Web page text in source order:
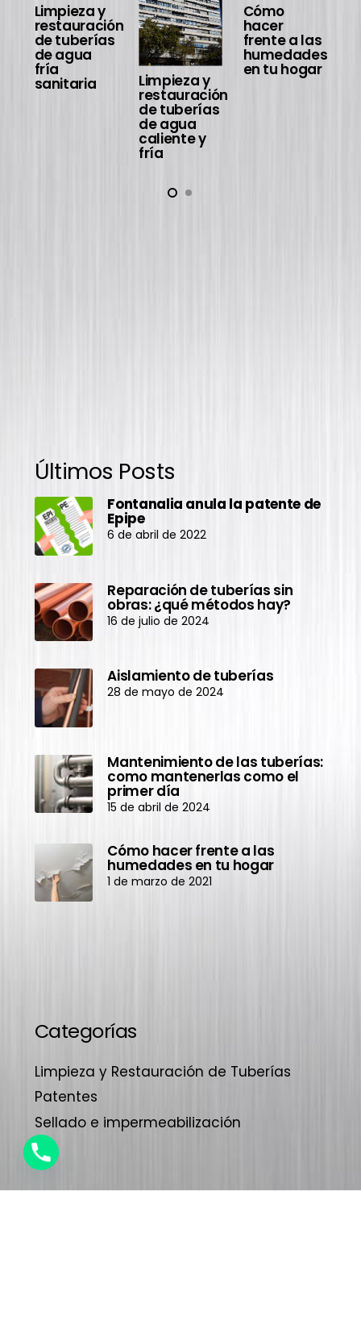
Limpieza y
restauración
de tuberías
de agua
fría
sanitaria Limpieza y
restauración
de tuberías
de agua
caliente y
fría
Cómo
hacer
frente a las
humedades
en tu hogar
Últimos Posts
Fontanalia anula la patente de
Epipe
6 de abril de 2022
Reparación de tuberías sin
obras: ¿qué métodos hay?
16 de julio de 2024
Aislamiento de tuberías
28 de mayo de 2024
Mantenimiento de las tuberías:
como mantenerlas como el
primer día
15 de abril de 2024
Cómo hacer frente a las
humedades en tu hogar
1 de marzo de 2021
Categorías
Limpieza y Restauración de Tuberías
Patentes
Sellado e impermeabilización